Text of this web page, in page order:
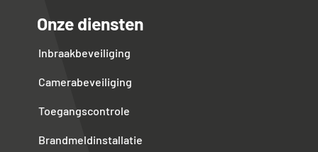
Onze diensten
Inbraakbeveiliging
Camerabeveiliging
Toegangscontrole
Brandmeldinstallatie